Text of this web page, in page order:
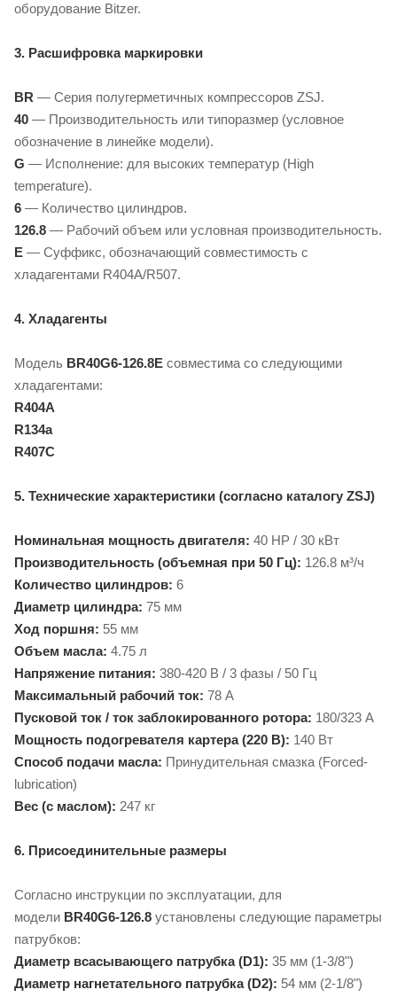
оборудование Bitzer.
3. Расшифровка маркировки
BR — Серия полугерметичных компрессоров ZSJ.
40 — Производительность или типоразмер (условное
обозначение в линейке модели).
G — Исполнение: для высоких температур (High
temperature).
6 — Количество цилиндров.
126.8 — Рабочий объем или условная производительность.
E — Суффикс, обозначающий совместимость с
хладагентами R404A/R507.
4. Хладагенты
Модель BR40G6-126.8E совместима со следующими
хладагентами:
R404A
R134a
R407C
5. Технические характеристики (согласно каталогу ZSJ)
Номинальная мощность двигателя: 40 HP / 30 кВт
Производительность (объемная при 50 Гц): 126.8 м³/ч
Количество цилиндров: 6
Диаметр цилиндра: 75 мм
Ход поршня: 55 мм
Объем масла: 4.75 л
Напряжение питания: 380-420 В / 3 фазы / 50 Гц
Максимальный рабочий ток: 78 А
Пусковой ток / ток заблокированного ротора: 180/323 А
Мощность подогревателя картера (220 В): 140 Вт
Способ подачи масла: Принудительная смазка (Forced-
lubrication)
Вес (с маслом): 247 кг
6. Присоединительные размеры
Согласно инструкции по эксплуатации, для
модели BR40G6-126.8 установлены следующие параметры
патрубков:
Диаметр всасывающего патрубка (D1): 35 мм (1-3/8")
Диаметр нагнетательного патрубка (D2): 54 мм (2-1/8")